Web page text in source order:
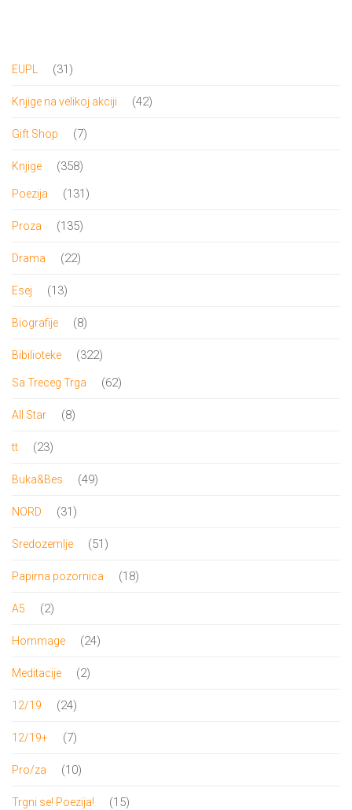
EUPL 3131
Knjige na velikoj akciji 4242
Gift Shop 77
Knjige 358358
proizvoda
Poezija 131131
Proza 135135
Drama 2222
Esej 1313
Biografije 88
Bibilioteke 322322
proizvoda
Sa Treceg Trga 6262
All Star 88
tt 2323
Buka&Bes 4949
NORD 3131
Sredozemlje 5151
Papirna pozornica 1818
A5 22
Hommage 2424
Meditacije 22
12/19 2424
12/19+ 77
Pro/za 1010
Trgni se! Poezija! 1515